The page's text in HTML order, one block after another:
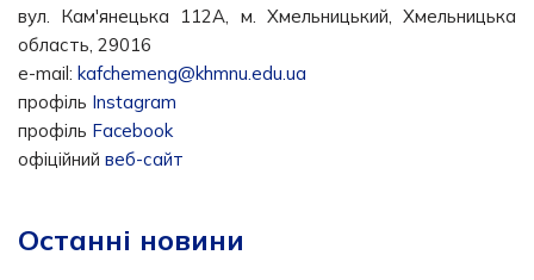
вул. Кам'янецька 112А, м. Хмельницький, Хмельницька
область, 29016
e-mail: kafchemeng@khmnu.edu.ua
профіль Instagram
профіль Facebook
офіційний веб-сайт
Останні новини